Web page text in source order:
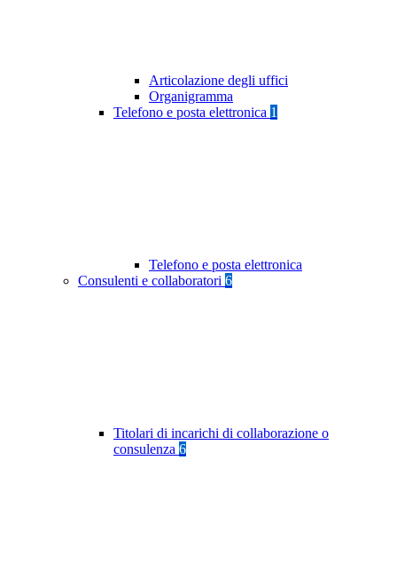
Articolazione degli uffici
Organigramma
Telefono e posta elettronica 1
Telefono e posta elettronica
Consulenti e collaboratori 6
Titolari di incarichi di collaborazione o
consulenza 6